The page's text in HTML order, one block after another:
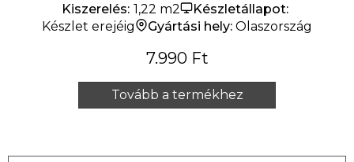
Kiszerelés: 1,22 m2
Készletállapot:
Készlet erejéig
Gyártási hely: Olaszország
7.990 Ft
Tovább a termékhez